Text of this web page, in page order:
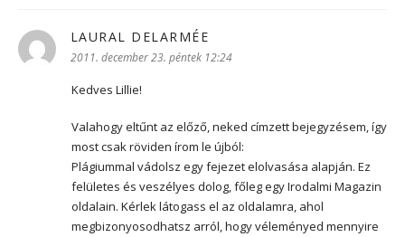
LAURAL DELARMÉE
2011. december 23. péntek 12:24
Kedves Lillie!
Valahogy eltűnt az előző, neked címzett bejegyzésem, így
most csak röviden írom le újból:
Plágiummal vádolsz egy fejezet elolvasása alapján. Ez
felületes és veszélyes dolog, főleg egy Irodalmi Magazin
oldalain. Kérlek látogass el az oldalamra, ahol
megbizonyosodhatsz arról, hogy véleményed mennyire